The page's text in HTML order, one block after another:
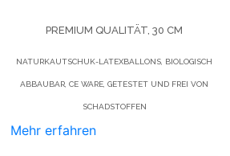
PREMIUM QUALITÄT, 30 CM
NATURKAUTSCHUK-LATEXBALLONS, BIOLOGISCH
ABBAUBAR, CE WARE, GETESTET UND FREI VON
SCHADSTOFFEN
Mehr erfahren